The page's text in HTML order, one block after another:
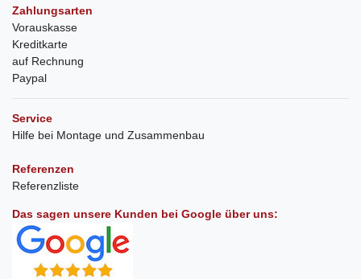
Zahlungsarten
Vorauskasse
Kreditkarte
auf Rechnung
Paypal
Service
Hilfe bei Montage und Zusammenbau
Referenzen
Referenzliste
Das sagen unsere Kunden bei Google über uns: